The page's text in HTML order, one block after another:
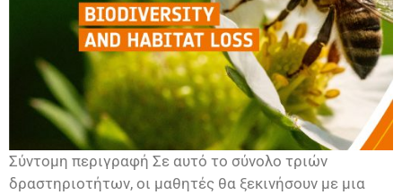
Σύντομη περιγραφή Σε αυτό το σύνολο τριών
δραστηριοτήτων, οι μαθητές θα ξεκινήσουν με μια